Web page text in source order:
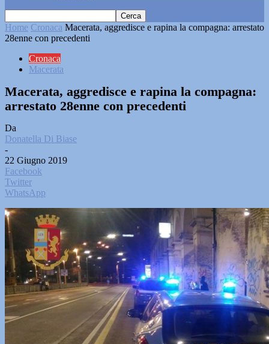
Home Cronaca Macerata, aggredisce e rapina la compagna: arrestato
28enne con precedenti
Cronaca
Macerata
Macerata, aggredisce e rapina la compagna:
arrestato 28enne con precedenti
Da
Donatella Di Biase
-
22 Giugno 2019
Facebook
Twitter
WhatsApp